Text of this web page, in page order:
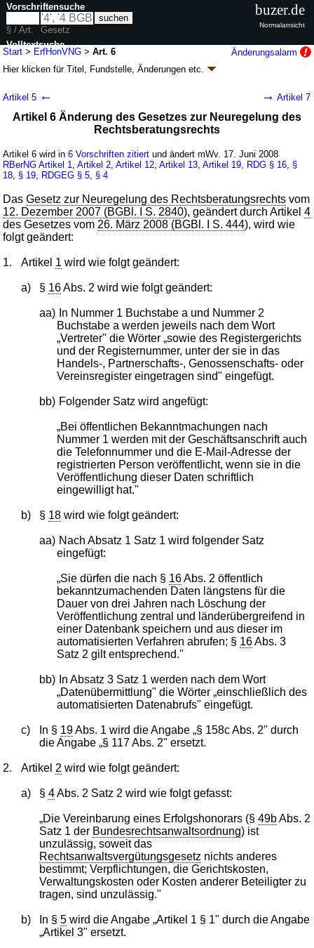
Start > ErfHonVNG >Art. 6
Änderungsalarm
Hier klicken fürTitel, Fundstelle, Änderungen etc.
der Vereinbarung von Erfolgshonoraren
(ErfHonVNGk.a.Abk.)
abweichend sieheArtikel 7
9 Änderungen | Drucksachen / Entwurf / Begründung
|
wird in 10 Vorschriften zitiert
Artikel 5 ← → Artikel 7
Artikel 6 Änderung des Gesetzes zur Neuregelung des
Rechtsberatungsrechts
Artikel 6 wird in6 Vorschriften zitiert und ändert mWv. 17. Juni 2008
RBerNG Artikel 1 ,Artikel 2 ,Artikel 12 ,Artikel 13 ,Artikel 19 RDG § 16 §
18 § 19 RDGEG § 5 § 4
DasGesetz zur Neuregelung des Rechtsberatungsrechts vom
12. Dezember 2007 (BGBl. I S. 2840), geändert durch Artikel4
des Gesetzes vom 26. März 2008 (BGBl. I S. 444), wird wie
folgt geändert:
1. Artikel 1 wird wie folgt geändert:
a) § 16Abs. 2 wird wie folgt geändert:
aa)
In Nummer 1 Buchstabe a und Nummer 2
Buchstabe a werden jeweils nach dem Wort
„Vertreter" die Wörter „sowie des Registergerichts
und der Registernummer, unter der sie in das
Handels-, Partnerschafts-, Genossenschafts- oder
Vereinsregister eingetragen sind" eingefügt.
bb) Folgender Satz wird angefügt:
„Bei öffentlichen Bekanntmachungen nach
Nummer 1 werden mit der Geschäftsanschrift auch
die Telefonnummer und die E-Mail-Adresse der
registrierten Person veröffentlicht, wenn sie in die
Veröffentlichung dieser Daten schriftlich
eingewilligt hat."
b) § 18wird wie folgt geändert:
aa) Nach Absatz 1 Satz 1 wird folgender Satz
eingefügt:
„Sie dürfen die nach § 16Abs. 2 öffentlich
bekanntzumachenden Daten längstens für die
Dauer von drei Jahren nach Löschung der
Veröffentlichung zentral und länderübergreifend in
einer Datenbank speichern und aus dieser im
automatisierten Verfahren abrufen; § 16Abs. 3
Satz 2 gilt entsprechend."
bb)
In Absatz 3 Satz 1 werden nach dem Wort
„Datenübermittlung" die Wörter „einschließlich des
automatisierten Datenabrufs" eingefügt.
c) In § 19Abs. 1 wird die Angabe „§ 158c Abs. 2" durch
die Angabe „§ 117 Abs. 2" ersetzt.
2. Artikel 2 wird wie folgt geändert:
a) § 4Abs. 2 Satz 2 wird wie folgt gefasst:
„Die Vereinbarung eines Erfolgshonorars (§ 49bAbs. 2
Satz 1 der Bundesrechtsanwaltsordnung) ist
unzulässig, soweit das
Rechtsanwaltsvergütungsgesetz nichts anderes
bestimmt; Verpflichtungen, die Gerichtskosten,
Verwaltungskosten oder Kosten anderer Beteiligter zu
tragen, sind unzulässig."
b) In § 5wird die Angabe „Artikel 1 § 1" durch die Angabe
„Artikel 3" ersetzt.
Vorschriftensuche
§ / Art.
Gesetz
Volltextsuche
nur in ErfHonVNG
buzer.de
Normalansicht